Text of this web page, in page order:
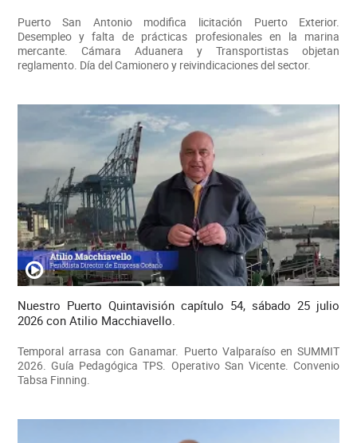
Puerto San Antonio modifica licitación Puerto Exterior.
Desempleo y falta de prácticas profesionales en la marina
mercante. Cámara Aduanera y Transportistas objetan
reglamento. Día del Camionero y reivindicaciones del sector.
Nuestro Puerto Quintavisión capítulo 54, sábado 25 julio
2026 con Atilio Macchiavello.
Temporal arrasa con Ganamar. Puerto Valparaíso en SUMMIT
2026. Guía Pedagógica TPS. Operativo San Vicente. Convenio
Tabsa Finning.